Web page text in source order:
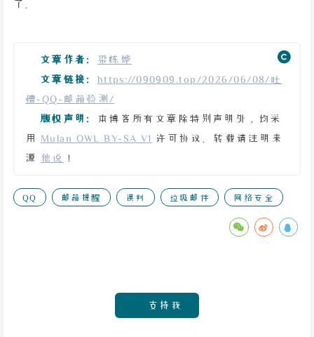
了。
文章作者:
梁栋烨
文章链接:
https://090909.top/2026/06/08/吐
槽-QQ-邮箱检测/
版权声明:
本博客所有文章除特别声明外，均采
用 Mulan OWL BY-SA V1 许可协议。转载请注明来
源 他说 ！
QQ 邮箱提醒 误判 垃圾邮件 网络安全
支持我